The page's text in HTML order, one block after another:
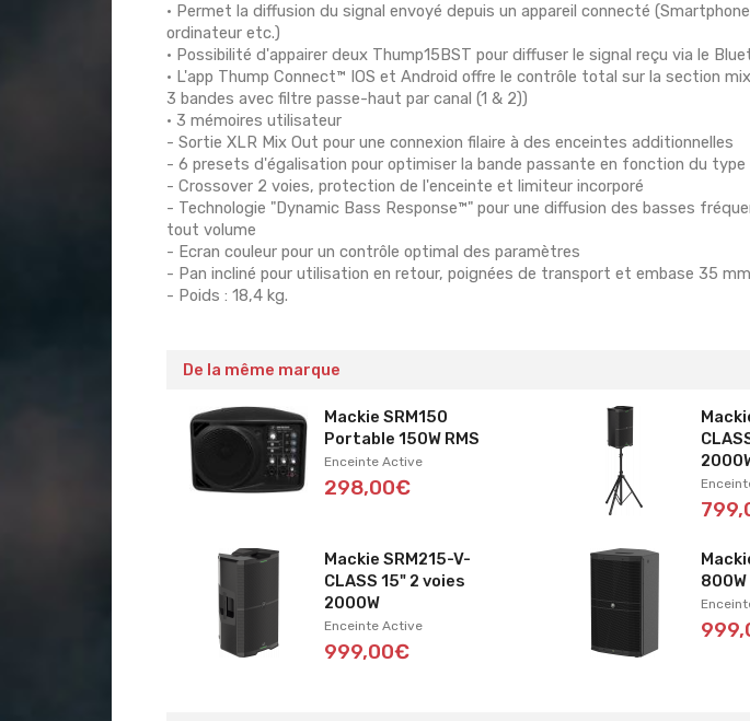
• Permet la diffusion du signal envoyé depuis un appareil connecté
ordinateur etc.)
• Possibilité d'appairer deux Thump15BST pour diffuser le signal reçu via le
• L'app Thump Connect™ IOS et Android offre le contrôle total sur la section
3 bandes avec filtre passe-haut par canal (1 & 2))
• 3 mémoires utilisateur
- Sortie XLR Mix Out pour une connexion filaire à des enceintes additionnelles
- 6 presets d'égalisation pour optimiser la bande passante en fonction du type
- Crossover 2 voies, protection de l'enceinte et limiteur incorporé
- Technologie "Dynamic Bass Response™" pour une diffusion des basses
tout volume
- Ecran couleur pour un contrôle optimal des paramètres
- Pan incliné pour utilisation en retour, poignées de transport et embase 35 mm
- Poids : 18,4 kg.
De la même marque
Mackie SRM150
Portable 150W RMS
Enceinte Active
298,00€
Mackie SRM215-V-
CLASS 15" 2 voies
2000W
Enceinte Active
999,00€
800W